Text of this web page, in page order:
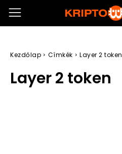
Kezdőlap Címkék Layer 2 token
Layer 2 token